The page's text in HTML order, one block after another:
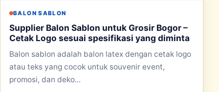
BALON SABLON
Supplier Balon Sablon untuk Grosir Bogor –
Cetak Logo sesuai spesifikasi yang diminta
Balon sablon adalah balon latex dengan cetak logo
atau teks yang cocok untuk souvenir event,
promosi, dan deko...